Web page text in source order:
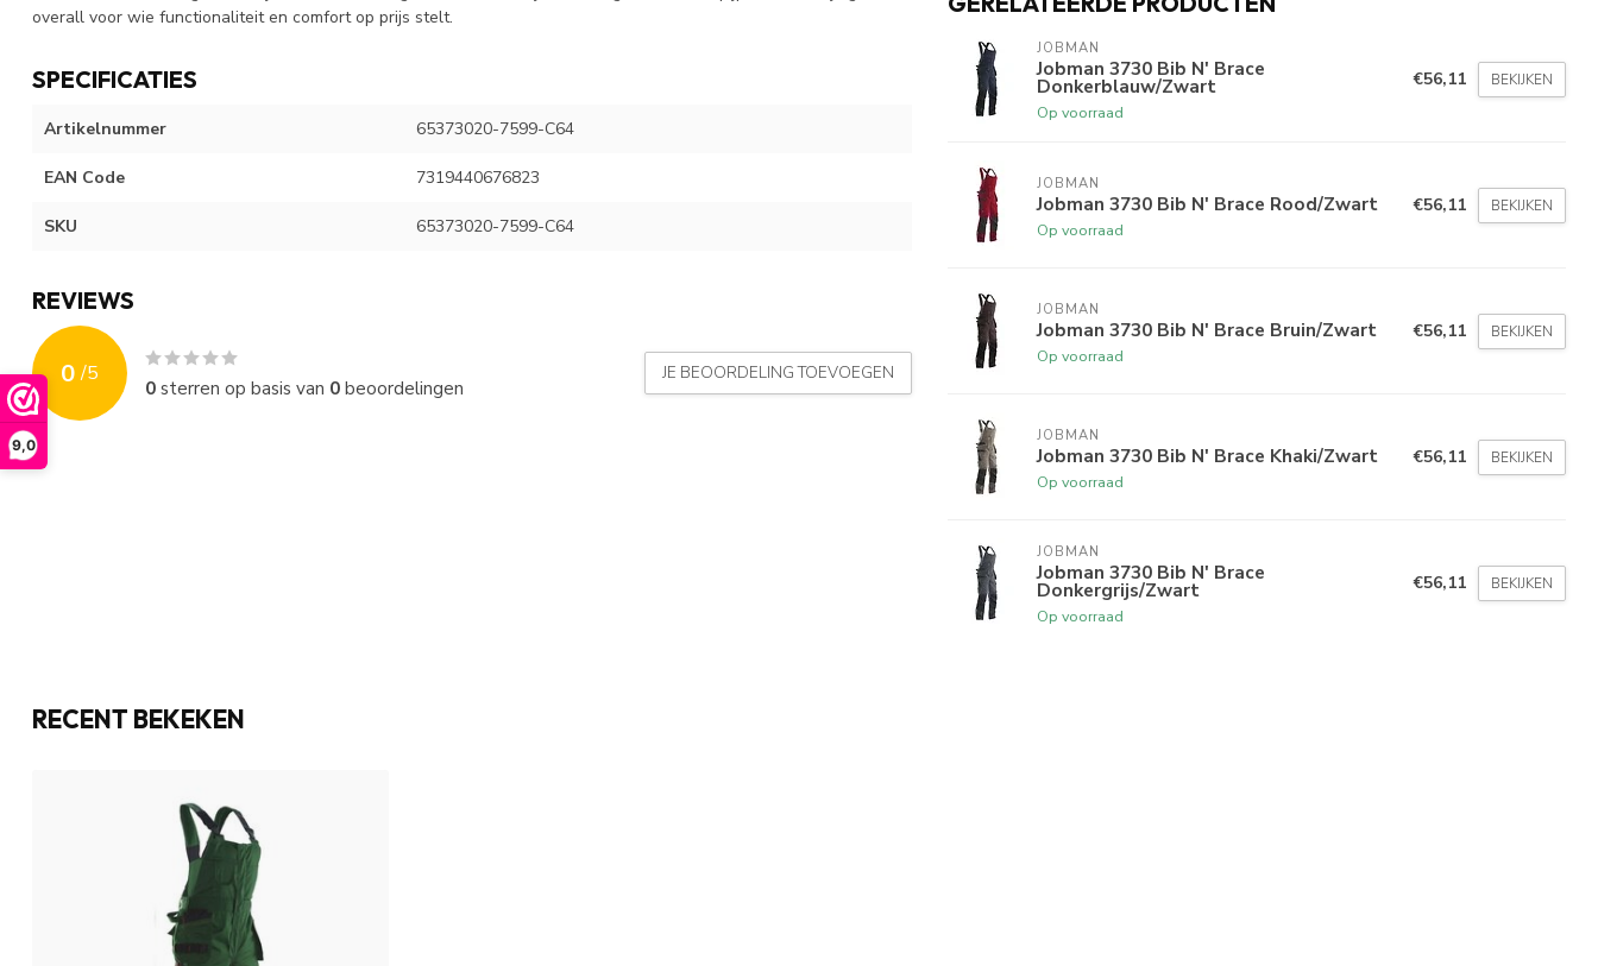
9,0
overall voor wie functionaliteit en comfort op prijs stelt.
SPECIFICATIES
Artikelnummer 65373020-7599-C64
EAN Code 7319440676823
SKU 65373020-7599-C64
REVIEWS
0 /5
0sterren op basis van 0beoordelingen
JE BEOORDELING TOEVOEGEN
JOBMAN
Jobman 3730 Bib N' Brace
Donkerblauw/Zwart
Op voorraad
€56,11 BEKIJKEN
JOBMAN
Jobman 3730 Bib N' Brace Rood/Zwart
Op voorraad
€56,11 BEKIJKEN
JOBMAN
Jobman 3730 Bib N' Brace Bruin/Zwart
Op voorraad
€56,11 BEKIJKEN
JOBMAN
Jobman 3730 Bib N' Brace Khaki/Zwart
Op voorraad
€56,11 BEKIJKEN
JOBMAN
Jobman 3730 Bib N' Brace
Donkergrijs/Zwart
Op voorraad
€56,11 BEKIJKEN
RECENT BEKEKEN